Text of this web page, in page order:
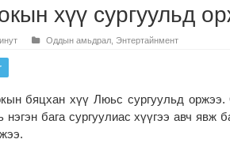
хүү сургуульд
Оддын амьдрал Энтертайнмент
бяцхан хүү Люьс сургуульд оржээ.
бага сургуулиас хүүгээ авч явж